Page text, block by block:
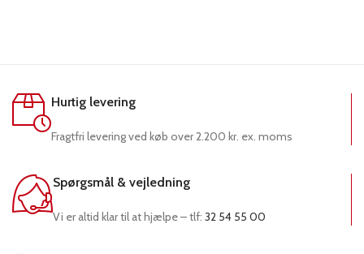
Hurtig levering
Fragtfri levering ved køb over 2.200 kr. ex. moms
Spørgsmål & vejledning
Vi er altid klar til at hjælpe – tlf: 32 54 55 00